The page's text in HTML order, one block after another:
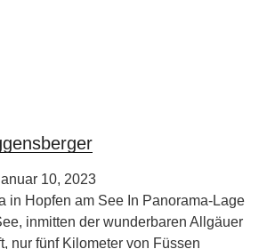
10, 2023
in Hopfen am See In Panorama-Lage
inmitten der wunderbaren Allgäuer
nur fünf Kilometer von Füssen